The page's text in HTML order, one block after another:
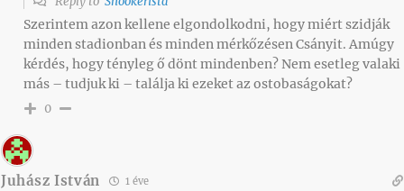
Szerintem azon kellene elgondolkodni, hogy miért szidják
minden stadionban és minden mérkőzésen Csányit. Amúgy
kérdés, hogy tényleg ő dönt mindenben? Nem esetleg valaki
más – tudjuk ki – találja ki ezeket az ostobaságokat?
0
Juhász István 1 éve